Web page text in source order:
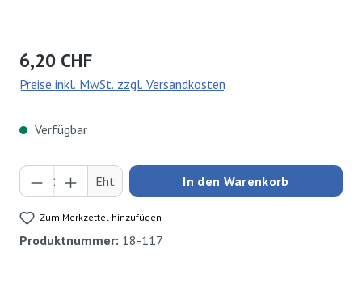
Regulärer Preis:
6,20 CHF
Preise inkl. MwSt. zzgl. Versandkosten
Verfügbar
Produkt Anzahl: Gib den gewünschten Wert
Eht In den Warenkorb
Zum Merkzettel hinzufügen
Produktnummer: 18-117